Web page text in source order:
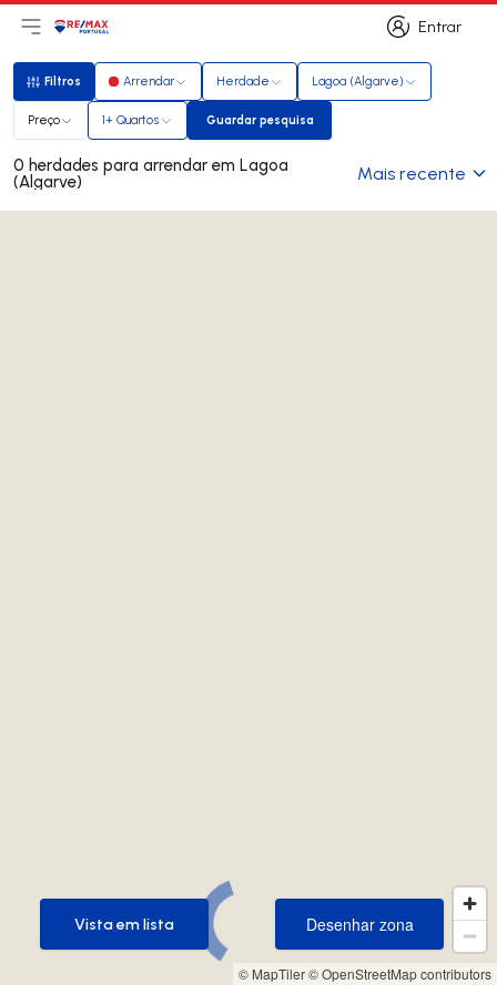
Entrar
Entrar
Abri menu principal
LogoIr para página inicial
Filtros
Filtros Arrendar Herdade Lagoa (Algarve)
Preço 1+ Quartos Guardar pesquisa
Guardar pesquisa
0 herdades para arrendar em Lagoa
(Algarve) Mais recente
© MapTiler© OpenStreetMap contributors
Desenhar zona
Desenhar zona
Vista em lista
Vista em lista